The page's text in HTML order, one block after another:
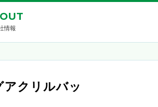
情報
クリルバッ